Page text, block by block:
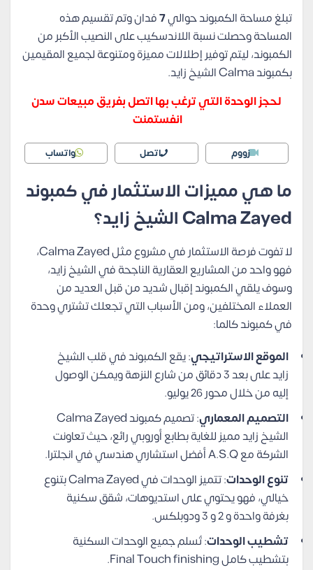
تبلغ مساحة الكمبوند حوالي7فدان وتم تقسيم هذه
المساحة وحصلت نسبة اللاندسكيب على النصيب الأكبر من
الكمبوند، ليتم توفير إطلالات مميزة ومتنوعة لجميع المقيمين
بكمبوند Calma الشيخ زايد.
لحجز الوحدة التي ترغب بها اتصل بفريق مبيعات سدن
انفستمنت
زووم اتصل واتساب
ما هي مميزات الاستثمار في كمبوند
Calma Zayed الشيخ زايد؟
لا تفوت فرصة الاستثمار في مشروع مثل Calma Zayed،
فهو واحد من المشاريع العقارية الناجحة في الشيخ زايد،
وسوف يلقي الكمبوند إقبال شديد من قبل العديد من
العملاء المختلفين، ومن الأسباب التي تجعلك تشتري وحدة
في كمبوند كالما:
الموقع الاستراتيجي: يقع الكمبوند في قلب الشيخ
زايد على بعد 3 دقائق من شارع النزهة ويمكن الوصول
إليه من خلال محور 26 يوليو.
التصميم المعماري
: تصميم كمبوند Calma Zayed
الشيخ زايد مميز للغاية بطابع أوروبي رائع، حيث تعاونت
الشركة مع A.S.Q أفضل استشاري هندسي في انجلترا.
تنوع الوحدات
: تتميز الوحدات في Calma Zayed بتنوع
خيالي، فهو يحتوي على استديوهات، شقق سكنية
بغرفة واحدة و 2 و 3 ودوبلكس.
تشطيب الوحدات: تُسلم جميع الوحدات السكنية
بتشطيب كامل Final Touch finishing.